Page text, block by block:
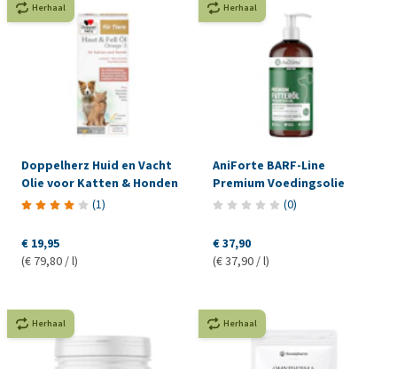
Herhaal
Doppelherz Huid en Vacht
Olie voor Katten & Honden
(1)
€ 19,95
(€ 79,80 / l)
Herhaal
AniForte BARF-Line
Premium Voedingsolie
(0)
€ 37,90
(€ 37,90 / l)
Herhaal Herhaal